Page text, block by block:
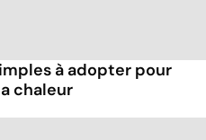
à adopter pour
chaleur